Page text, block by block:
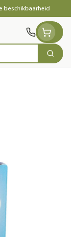
beschikbaarheid
Zoek